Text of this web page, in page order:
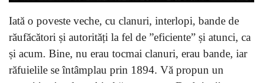
Iată o poveste veche, cu clanuri, interlopi, bande de
răufăcători și autorități la fel de ”eficiente” și atunci, ca
și acum. Bine, nu erau tocmai clanuri, erau bande, iar
răfuielile se întâmplau prin 1894. Vă propun un